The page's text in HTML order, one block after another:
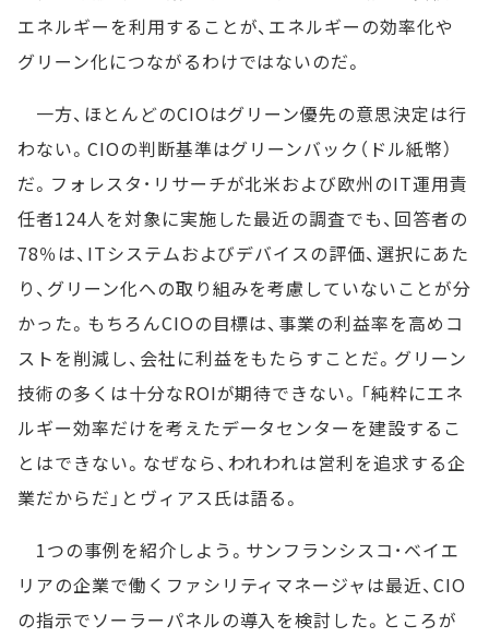
エネルギーを利用することが、エネルギーの効率化や
グリーン化につながるわけではないのだ。
一方、ほとんどのCIOはグリーン優先の意思決定は行
わない。CIOの判断基準はグリーンバック（ドル紙幣）
だ。フォレスタ･リサーチが北米および欧州のIT運用責
任者124人を対象に実施した最近の調査でも、回答者の
78％は、ITシステムおよびデバイスの評価、選択にあた
り、グリーン化への取り組みを考慮していないことが分
かった。もちろんCIOの目標は、事業の利益率を高めコ
ストを削減し、会社に利益をもたらすことだ。グリーン
技術の多くは十分なROIが期待できない。「純粋にエネ
ルギー効率だけを考えたデータセンターを建設するこ
とはできない。なぜなら、われわれは営利を追求する企
業だからだ」とヴィアス氏は語る。
1つの事例を紹介しよう。サンフランシスコ･ベイエ
リアの企業で働くファシリティマネージャは最近、CIO
の指示でソーラーパネルの導入を検討した。ところが